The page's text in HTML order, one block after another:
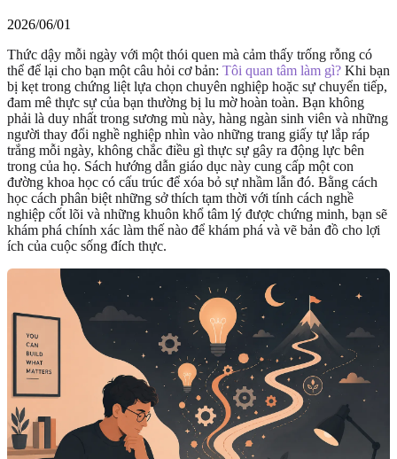
2026/06/01
Thức dậy mỗi ngày với một thói quen mà cảm thấy trống rỗng có
thể để lại cho bạn một câu hỏi cơ bản: Tôi quan tâm làm gì? Khi bạn
bị kẹt trong chứng liệt lựa chọn chuyên nghiệp hoặc sự chuyển tiếp,
đam mê thực sự của bạn thường bị lu mờ hoàn toàn. Bạn không
phải là duy nhất trong sương mù này, hàng ngàn sinh viên và những
người thay đổi nghề nghiệp nhìn vào những trang giấy tự lắp ráp
trắng mỗi ngày, không chắc điều gì thực sự gây ra động lực bên
trong của họ. Sách hướng dẫn giáo dục này cung cấp một con
đường khoa học có cấu trúc để xóa bỏ sự nhầm lẫn đó. Bằng cách
học cách phân biệt những sở thích tạm thời với tính cách nghề
nghiệp cốt lõi và những khuôn khổ tâm lý được chứng minh, bạn sẽ
khám phá chính xác làm thế nào để khám phá và vẽ bản đồ cho lợi
ích của cuộc sống đích thực.